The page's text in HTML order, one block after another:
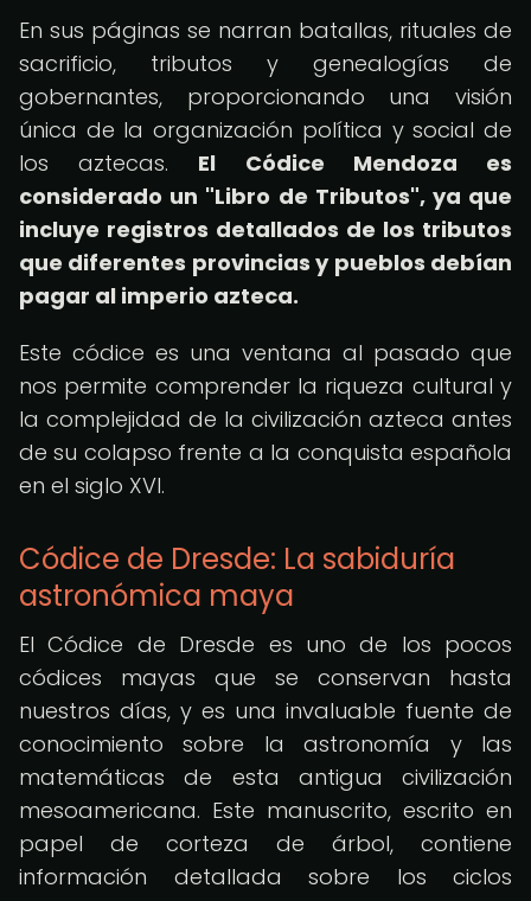
En sus páginas se narran batallas, rituales de
sacrificio, tributos y genealogías de
gobernantes, proporcionando una visión
única de la organización política y social de
los aztecas. El Códice Mendoza es
considerado un "Libro de Tributos", ya que
incluye registros detallados de los tributos
que diferentes provincias y pueblos debían
pagar al imperio azteca.
Este códice es una ventana al pasado que
nos permite comprender la riqueza cultural y
la complejidad de la civilización azteca antes
de su colapso frente a la conquista española
en el siglo XVI.
Códice de Dresde: La sabiduría
astronómica maya
El Códice de Dresde es uno de los pocos
códices mayas que se conservan hasta
nuestros días, y es una invaluable fuente de
conocimiento sobre la astronomía y las
matemáticas de esta antigua civilización
mesoamericana. Este manuscrito, escrito en
papel de corteza de árbol, contiene
información detallada sobre los ciclos